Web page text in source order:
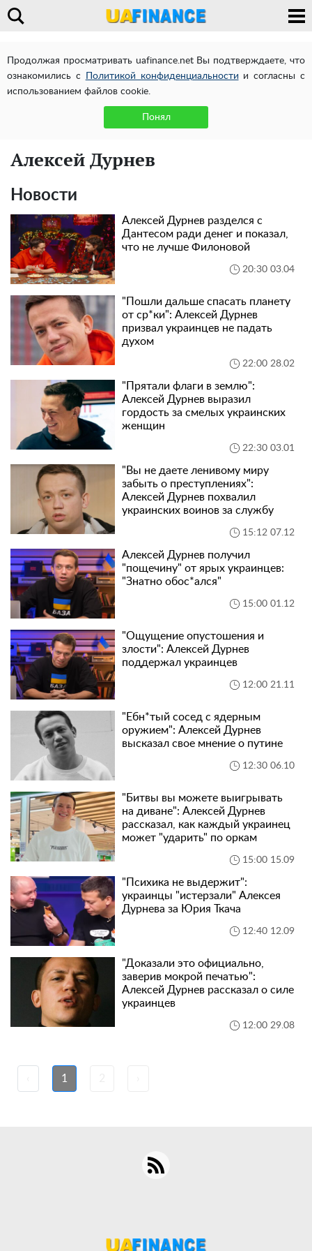
Продолжая просматривать uafinance.net Вы подтверждаете, что
ознакомились с
Политикой конфиденциальности и согласны с
использованием файлов cookie.
Понял
Алексей Дурнев
Новости
Алексей Дурнев разделся с
Дантесом ради денег и показал,
что не лучше Филоновой
20:30 03.04
"Пошли дальше спасать планету
от ср*ки": Алексей Дурнев
призвал украинцев не падать
духом
22:00 28.02
"Прятали флаги в землю":
Алексей Дурнев выразил
гордость за смелых украинских
женщин
22:30 03.01
"Вы не даете ленивому миру
забыть о преступлениях":
Алексей Дурнев похвалил
украинских воинов за службу
15:12 07.12
Алексей Дурнев получил
"пощечину" от ярых украинцев:
"Знатно обос*ался"
15:00 01.12
"Ощущение опустошения и
злости": Алексей Дурнев
поддержал украинцев
12:00 21.11
"Ебн*тый сосед с ядерным
оружием": Алексей Дурнев
высказал свое мнение о путине
12:30 06.10
"Битвы вы можете выигрывать
на диване": Алексей Дурнев
рассказал, как каждый украинец
может "ударить" по оркам
15:00 15.09
"Психика не выдержит":
украинцы "истерзали" Алексея
Дурнева за Юрия Ткача
12:40 12.09
"Доказали это официально,
заверив мокрой печатью":
Алексей Дурнев рассказал о силе
украинцев
12:00 29.08
1